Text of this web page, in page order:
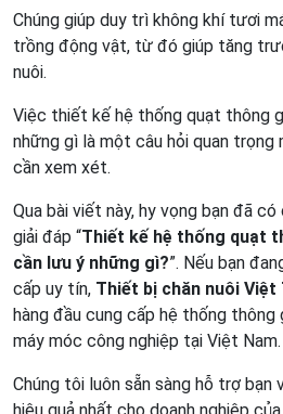
Chúng giúp duy trì không khí tươi
trồng động vật, từ đó giúp tăng
nuôi.
Việc thiết kế hệ thống quạt thông
những gì là một câu hỏi quan trọng
cần xem xét.
Qua bài viết này, hy vọng bạn đã
giải đáp “Thiết kế hệ thống quạt
cần lưu ý những gì?”. Nếu bạn
cấp uy tín, Thiết bị chăn nuôi Việt
hàng đầu cung cấp hệ thống
máy móc công nghiệp tại Việt Nam.
Chúng tôi luôn sẵn sàng hỗ trợ bạn